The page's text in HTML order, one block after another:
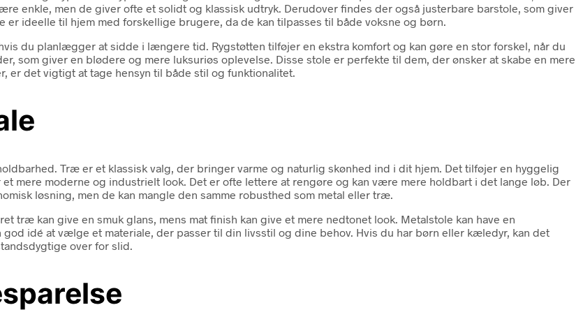
enkle, men de giver ofte et solidt og klassisk udtryk. Derudover findes der også justerbare barstole, som giver
ideelle til hjem med forskellige brugere, da de kan tilpasses til både voksne og børn.
du planlægger at sidde i længere tid. Rygstøtten tilføjer en ekstra komfort og kan gøre en stor forskel, når du
som giver en blødere og mere luksuriøs oplevelse. Disse stole er perfekte til dem, der ønsker at skabe en mere
er det vigtigt at tage hensyn til både stil og funktionalitet.
Træ er et klassisk valg, der bringer varme og naturlig skønhed ind i dit hjem. Det tilføjer en hyggelig
mere moderne og industrielt look. Det er ofte lettere at rengøre og kan være mere holdbart i det lange løb. Der
løsning, men de kan mangle den samme robusthed som metal eller træ.
træ kan give en smuk glans, mens mat finish kan give et mere nedtonet look. Metalstole kan have en
idé at vælge et materiale, der passer til din livsstil og dine behov. Hvis du har børn eller kæledyr, kan det
over for slid.